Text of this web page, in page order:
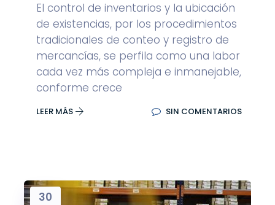
El control de inventarios y la ubicación
de existencias, por los procedimientos
tradicionales de conteo y registro de
mercancías, se perfila como una labor
cada vez más compleja e inmanejable,
conforme crece
LEER MÁS SIN COMENTARIOS
30